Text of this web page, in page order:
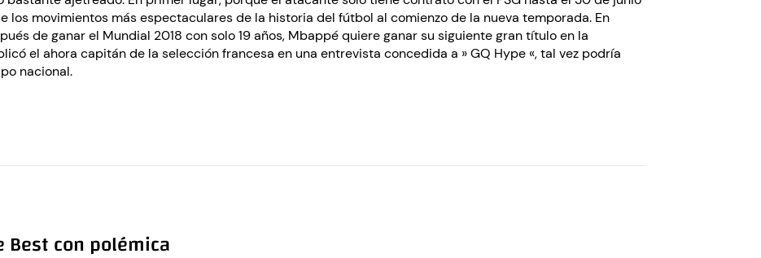
los movimientos más espectaculares de la historia del fútbol al comienzo de la nueva temporada. En
de ganar el Mundial 2018 con solo 19 años, Mbappé quiere ganar su siguiente gran título en la
el ahora capitán de la selección francesa en una entrevista concedida a » GQ Hype «, tal vez podría
nacional.
Best con polémica